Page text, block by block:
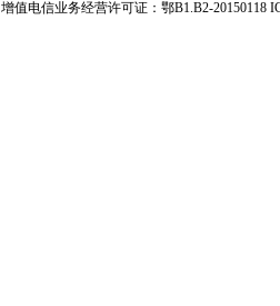
增值电信业务经营许可证：鄂B1.B2-20150118